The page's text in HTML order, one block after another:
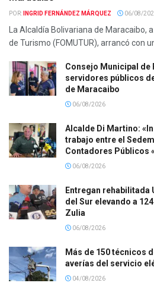
POR: INGRID FERNÁNDEZ MÁRQUEZ 06/08/
La Alcaldía Bolivariana de Maracaibo,
de Turismo (FOMUTUR), arrancó con
Consejo Municipal
servidores públicos
de Maracaibo
06/08/2026
Alcalde Di Martino:
trabajo entre el
Contadores Públicos
06/08/2026
Entregan rehabilitada
del Sur elevando a
Zulia
06/08/2026
Más de 150 técnicos
averías del servicio
04/08/2026